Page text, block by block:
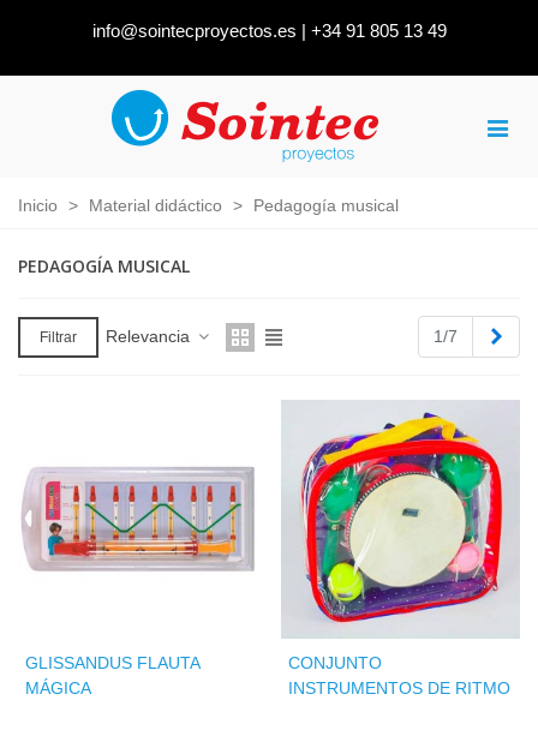
info@sointecproyectos.es | +34 91 805 13 49
Inicio > Material didáctico > Pedagogía musical
PEDAGOGÍA MUSICAL
Filtrar Relevancia 1/7
GLISSANDUS FLAUTA
MÁGICA
CONJUNTO
INSTRUMENTOS DE RITMO